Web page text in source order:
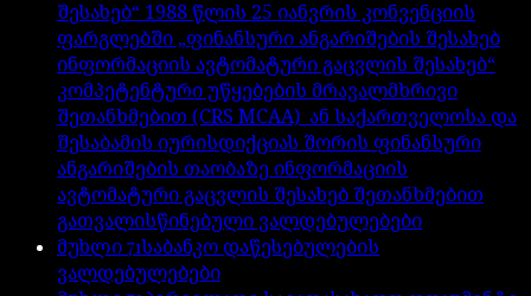
შესახებ“ 1988 წლის 25 იანვრის კონვენციის
ფარგლებში „ფინანსური ანგარიშების შესახებ
ინფორმაციის ავტომატური გაცვლის შესახებ“
კომპეტენტური უწყებების მრავალმხრივი
შეთანხმებით (CRS MCAA) ან საქართველოსა და
შესაბამის იურისდიქციას შორის ფინანსური
ანგარიშების თაობაზე ინფორმაციის
ავტომატური გაცვლის შესახებ შეთანხმებით
გათვალისწინებული ვალდებულებები
მუხლი71საბანკო დაწესებულების
ვალდებულებები